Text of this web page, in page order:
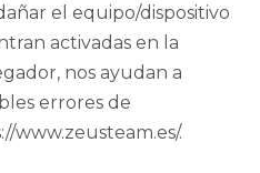
el equipo/dispositivo
activadas en la
nos ayudan a
errores de
www.zeusteam.es/.